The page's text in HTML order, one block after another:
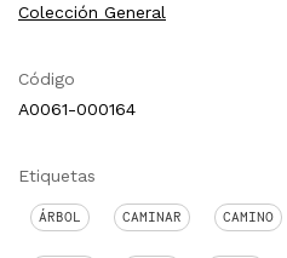
Colección General
Código
A0061-000164
Etiquetas
ÁRBOL CAMINAR CAMINO